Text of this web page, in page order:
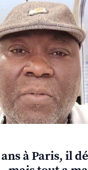
à Paris, il